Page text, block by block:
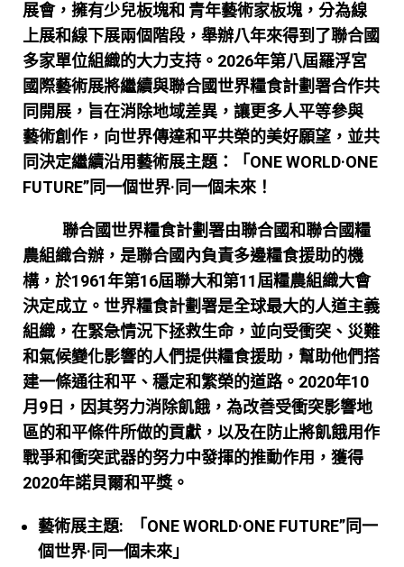
展會，擁有少兒板塊和 青年藝術家板塊，分為線
上展和線下展兩個階段，舉辦八年來得到了聯合國
多家單位組織的大力支持。2026年第八屆羅浮宮
國際藝術展將繼續與聯合國世界糧食計劃署合作共
同開展，旨在消除地域差異，讓更多人平等參與
藝術創作， 向世界傳達和平共榮的美好願望，並共
同決定繼續沿用藝術展主題：
「ONE WORLD·ONE
FUTURE”同一個世界·同一個未來！
聯合國世界糧食計劃署由聯合國和聯合國糧
農組織合辦，是聯合國內負責多邊糧食援助的機
構，於1961年第16屆聯大和第11屆糧農組織大會
決定成立。世界糧食計劃署是全球最大的人道主義
組織，在緊急情況下拯救生命，並向受衝突、災難
和氣候變化影響的人們提供糧食援助，幫助他們搭
建一條通往和平、穩定和繁榮的道路。 2020年10
月9日，因其努力消除飢餓，為改善受衝突影響地
區的和平條件所做的貢獻，以及在防止將飢餓用作
戰爭和衝突武器的努力中發揮的推動作用，獲得
2020年諾貝爾和平獎。
藝術展主題:
「ONE WORLD·ONE FUTURE”同一
個世界·同一個未來」